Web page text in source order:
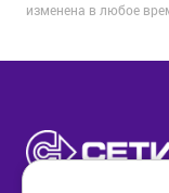
изменена в любое